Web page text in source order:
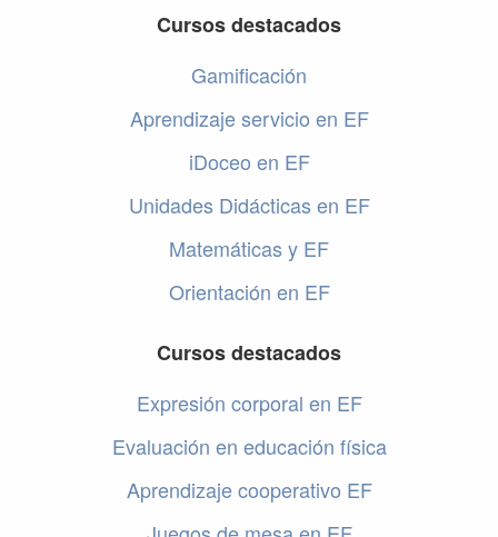
Cursos destacados
Gamificación
Aprendizaje servicio en EF
iDoceo en EF
Unidades Didácticas en EF
Matemáticas y EF
Orientación en EF
Cursos destacados
Expresión corporal en EF
Evaluación en educación física
Aprendizaje cooperativo EF